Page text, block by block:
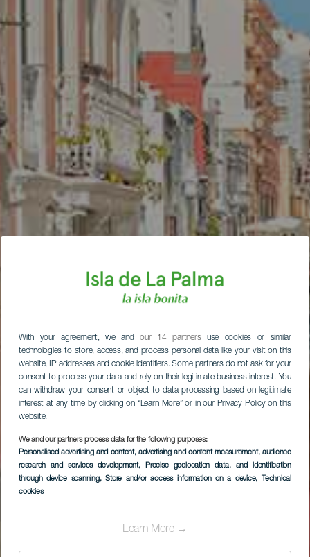
With your agreement, we andour 14 partnersuse cookies or similar
technologies to store, access, and process personal data like your visit on this
website, IP addresses and cookie identifiers. Some partners do not ask for your
consent to process your data and rely on their legitimate business interest. You
can withdraw your consent or object to data processing based on legitimate
interest at any time by clicking on “Learn More” or in our Privacy Policy on this
website.
We and our partners process data for the following purposes:
Personalised advertising and content, advertising and content measurement, audience
research and services development, Precise geolocation data, and identification
through device scanning, Store and/or access information on a device, Technical
cookies
Learn More →